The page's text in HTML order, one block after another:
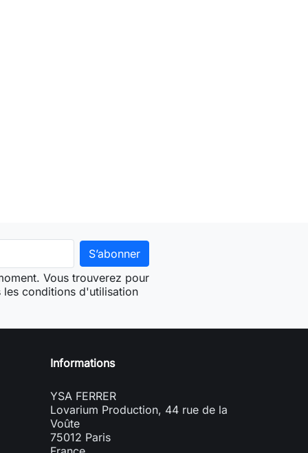
Vous trouverez pour
conditions d'utilisation
Informations
YSA FERRER
Lovarium Production, 44 rue de la
Voûte
75012 Paris